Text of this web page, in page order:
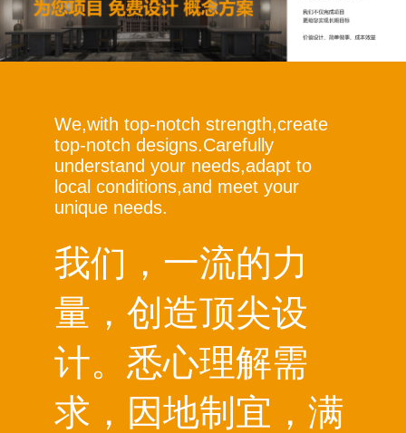
We,with top-notch strength,create
top-notch designs.Carefully
understand your needs,adapt to
local conditions,and meet your
unique needs.
我们，一流的力
量，创造顶尖设
计。悉心理解需
求，因地制宜，满